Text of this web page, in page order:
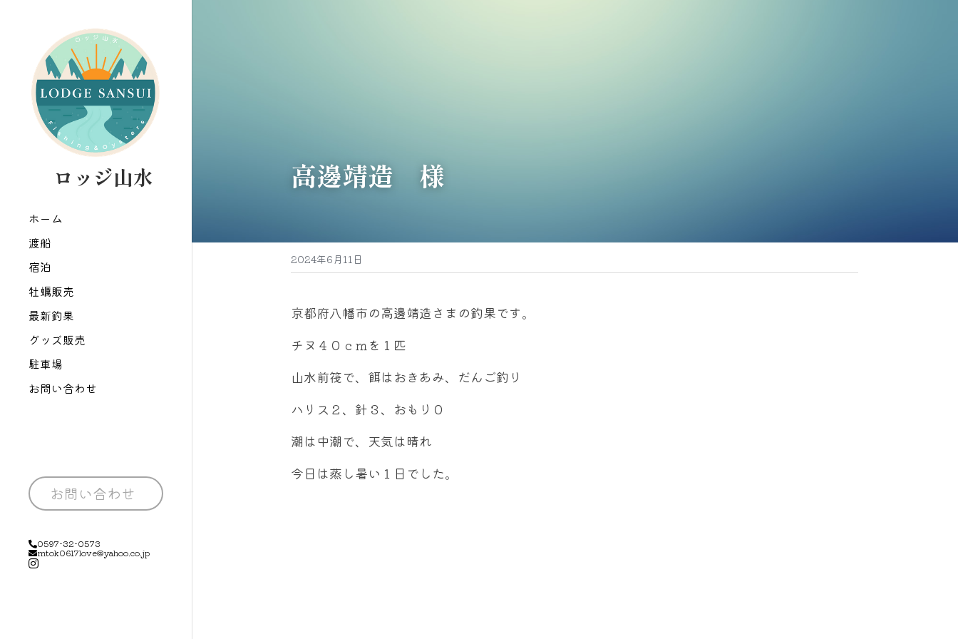
   ロッジ山水
ホーム
渡船
宿泊
牡蠣販売
最新釣果
グッズ販売
駐車場
お問い合わせ
お問い合わせ
0597-32-0573
mtok0617love@yahoo.co.jp
高邊靖造　様
2024年6月11日
京都府八幡市の高邊靖造さまの釣果です。
チヌ４０ｃｍを１匹
山水前筏で、餌はおきあみ、だんご釣り
ハリス２、針３、おもり０
潮は中潮で、天気は晴れ
今日は蒸し暑い１日でした。